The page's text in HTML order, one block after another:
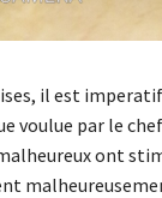
il est
voulue par le
ont